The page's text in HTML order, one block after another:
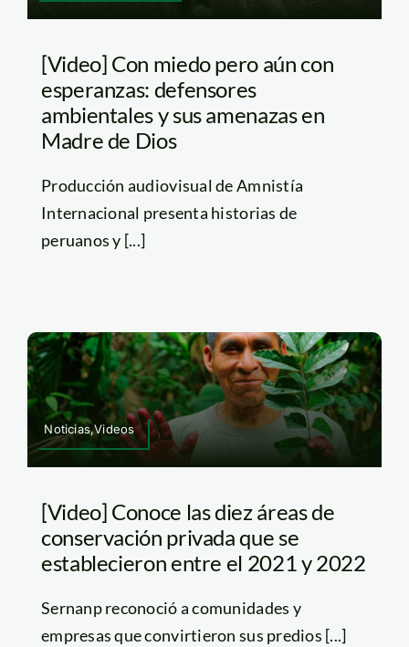
[Video] Con miedo pero aún con
esperanzas: defensores
ambientales y sus amenazas en
Madre de Dios
Producción audiovisual de Amnistía
Internacional presenta historias de
peruanos y [...]
Noticias,Videos
[Video] Conoce las diez áreas de
conservación privada que se
establecieron entre el 2021 y 2022
Sernanp reconoció a comunidades y
empresas que convirtieron sus predios [...]